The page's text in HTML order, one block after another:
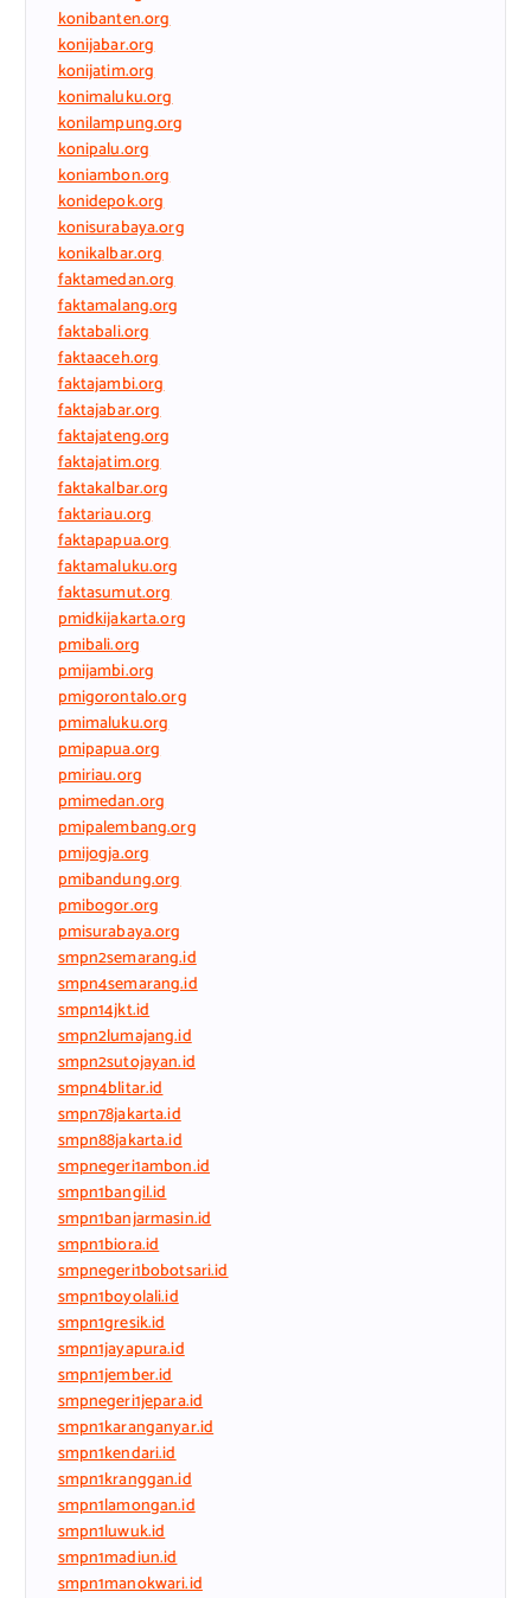
konibanten.org
konijabar.org
konijatim.org
konimaluku.org
konilampung.org
konipalu.org
koniambon.org
konidepok.org
konisurabaya.org
konikalbar.org
faktamedan.org
faktamalang.org
faktabali.org
faktaaceh.org
faktajambi.org
faktajabar.org
faktajateng.org
faktajatim.org
faktakalbar.org
faktariau.org
faktapapua.org
faktamaluku.org
faktasumut.org
pmidkijakarta.org
pmibali.org
pmijambi.org
pmigorontalo.org
pmimaluku.org
pmipapua.org
pmiriau.org
pmimedan.org
pmipalembang.org
pmijogja.org
pmibandung.org
pmibogor.org
pmisurabaya.org
smpn2semarang.id
smpn4semarang.id
smpn14jkt.id
smpn2lumajang.id
smpn2sutojayan.id
smpn4blitar.id
smpn78jakarta.id
smpn88jakarta.id
smpnegeri1ambon.id
smpn1bangil.id
smpn1banjarmasin.id
smpn1biora.id
smpnegeri1bobotsari.id
smpn1boyolali.id
smpn1gresik.id
smpn1jayapura.id
smpn1jember.id
smpnegeri1jepara.id
smpn1karanganyar.id
smpn1kendari.id
smpn1kranggan.id
smpn1lamongan.id
smpn1luwuk.id
smpn1madiun.id
smpn1manokwari.id